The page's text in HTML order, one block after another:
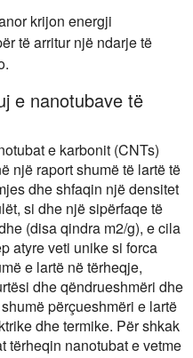
krijon energji
të arritur një ndarje të
e nanotubave të
e karbonit (CNTs)
një raport shumë të lartë të
dhe shfaqin një densitet
si dhe një sipërfaqe të
(disa qindra m2/g), e cila
atyre veti unike si forca
e lartë në tërheqje,
dhe qëndrueshmëri dhe
përçueshmëri e lartë
dhe termike. Për shkak
tërheqin nanotubat e vetme